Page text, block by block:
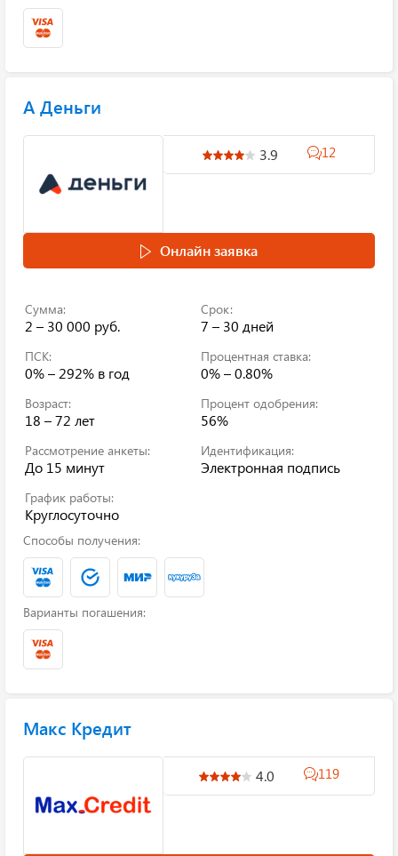
А Деньги
3.9 12
Онлайн заявка
Сумма:
2 – 30 000 руб.
Срок:
7 – 30 дней
ПСК:
0% – 292% в год
Процентная ставка:
0% – 0.80%
Возраст:
18 – 72 лет
Процент одобрения:
56%
Рассмотрение анкеты:
До 15 минут
Идентификация:
Электронная подпись
График работы:
Круглосуточно
Способы получения:
Варианты погашения:
Макс Кредит
4.0 119